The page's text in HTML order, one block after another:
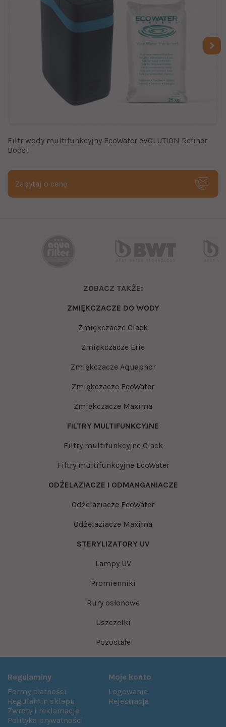
Filtr wody multifunkcyjny EcoWater eVOLUTION Refiner
Boost
Zapytaj o cenę
ZOBACZ TAKŻE:
ZMIĘKCZACZE DO WODY
Zmiękczacze Clack
Zmiękczacze Erie
Zmiękczacze Aquaphor
Zmiękczacze EcoWater
Zmiękczacze Maxima
FILTRY MULTIFUNKCYJNE
Filtry multifunkcyjne Clack
Filtry multifunkcyjne EcoWater
ODŻELAZIACZE I ODMANGANIACZE
Odżelaziacze EcoWater
Odżelaziacze Maxima
STERYLIZATORY UV
Lampy UV
Promienniki
Rury osłonowe
Uszczelki
Pozostałe
Regulaminy
Formy płatności
Regulamin sklepu
Zwroty i reklamacje
Polityka prywatności
Moje konto
Logowanie
Rejestracja